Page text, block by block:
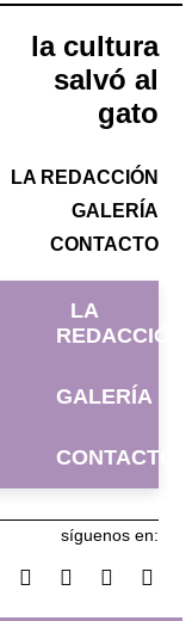
la cultura
salvó al
gato
LA REDACCIÓN
GALERÍA
CONTACTO
LA
REDACCIÓN
GALERÍA
CONTACTO
síguenos en: